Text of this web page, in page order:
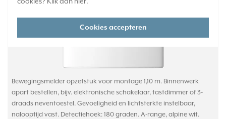
Cookies accepteren
Bewegingsmelder opzetstuk voor montage 1,10 m. Binnenwerk
apart bestellen, bijv. elektronische schakelaar, tastdimmer of 3-
draads neventoestel. Gevoeligheid en lichtsterkte instelbaar,
nalooptijd vast. Detectiehoek: 180 graden. A-range, alpine wit.